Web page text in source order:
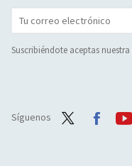
Suscribiéndote aceptas nuestra
Síguenos